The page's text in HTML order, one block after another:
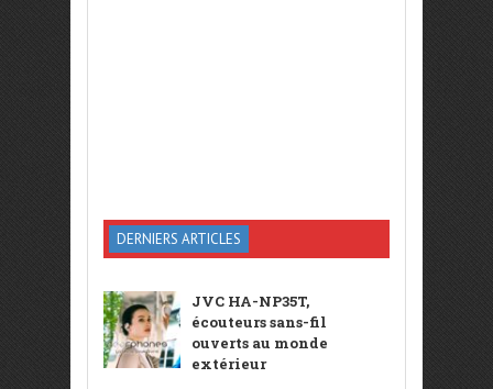
DERNIERS ARTICLES
JVC HA-NP35T,
écouteurs sans-fil
ouverts au monde
extérieur